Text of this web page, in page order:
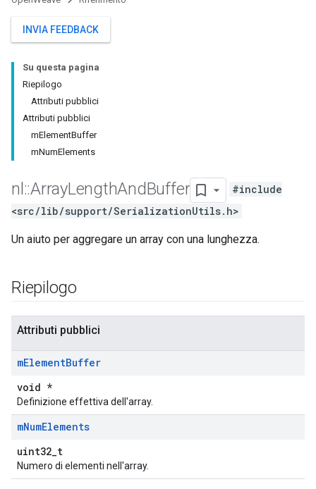
INVIA FEEDBACK
Su questa pagina
Riepilogo
Attributi pubblici
Attributi pubblici
mElementBuffer
mNumElements
nl ::ArrayLengthAndBuffer
#include
<src/lib/support/SerializationUtils.h>
Un aiuto per aggregare un array con una lunghezza.
Riepilogo
Attributi pubblici
mElementBuffer
void *
Definizione effettiva dell'array.
mNumElements
uint32_t
Numero di elementi nell'array.